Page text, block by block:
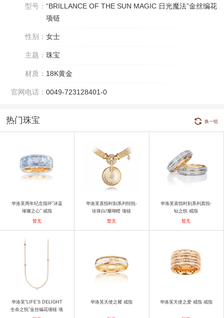
型号： “BRILLANCE OF THE SUN MAGIC 日光魔法”金丝编花
项链
性别： 女士
主题： 珠宝
材质： 18K黄金
官网电话： 0049-723128401-0
热门珠宝 换一组
华洛芙周年纪念指环“冰蓝
璀璨之心” 戒指
暂无
华洛芙喜悦时刻系列恒悦-
珍珠白/珊瑚橙 项链
暂无
华洛芙喜悦时刻系列真悦-
钻之悦 戒指
暂无
华洛芙“LIFE’S DELIGHT
生命之悦”金丝编花项链 项
华洛芙天使之耀 戒指 华洛芙天使之爱 戒指 戒指